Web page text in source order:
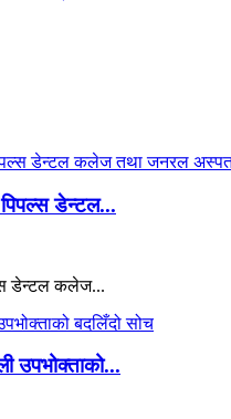
पिपल्स डेन्टल...
डेन्टल कलेज...
उपभोक्ताको...